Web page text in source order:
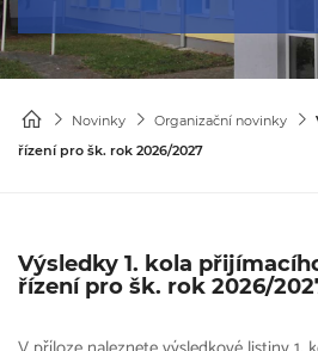
Novinky Organizační novinky
řízení pro šk. rok 2026/2027
Výsledky 1. kola
řízení pro šk. rok 2026/